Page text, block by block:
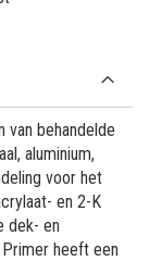
van behandelde
aluminium,
voor het
en 2-K
dek- en
heeft een